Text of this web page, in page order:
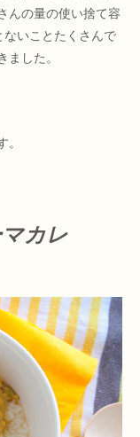
んの量の使い捨て容
いことたくさんで
した。
カレ